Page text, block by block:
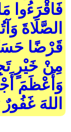
فَاقْرَءُوا
الصَّلَاةَ
قَرْضًا
مِنْ خَيْرٍ
وَأَعْظَمَ
اللهَ